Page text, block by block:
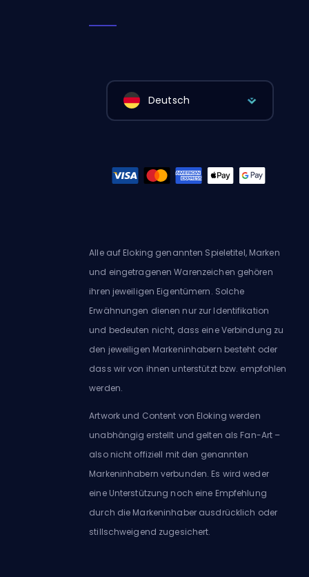
Deutsch
Alle auf Eloking genannten Spieletitel, Marken
und eingetragenen Warenzeichen gehören
ihren jeweiligen Eigentümern. Solche
Erwähnungen dienen nur zur Identifikation
und bedeuten nicht, dass eine Verbindung zu
den jeweiligen Markeninhabern besteht oder
dass wir von ihnen unterstützt bzw. empfohlen
werden.
Artwork und Content von Eloking werden
unabhängig erstellt und gelten als Fan-Art –
also nicht offiziell mit den genannten
Markeninhabern verbunden. Es wird weder
eine Unterstützung noch eine Empfehlung
durch die Markeninhaber ausdrücklich oder
stillschweigend zugesichert.